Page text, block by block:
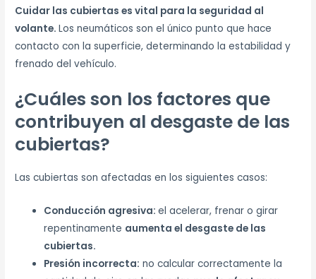
Cuidar las cubiertas es vital para la seguridad al
volante.Los neumáticos son el único punto que hace
contacto con la superficie, determinando la estabilidad y
frenado del vehículo.
¿Cuáles son los factores que
contribuyen al desgaste de las
cubiertas?
Las cubiertas son afectadas en los siguientes casos:
Conducción agresiva:el acelerar, frenar o girar
repentinamente aumenta el desgaste de las
cubiertas.
Presión incorrecta: no calcular correctamente la